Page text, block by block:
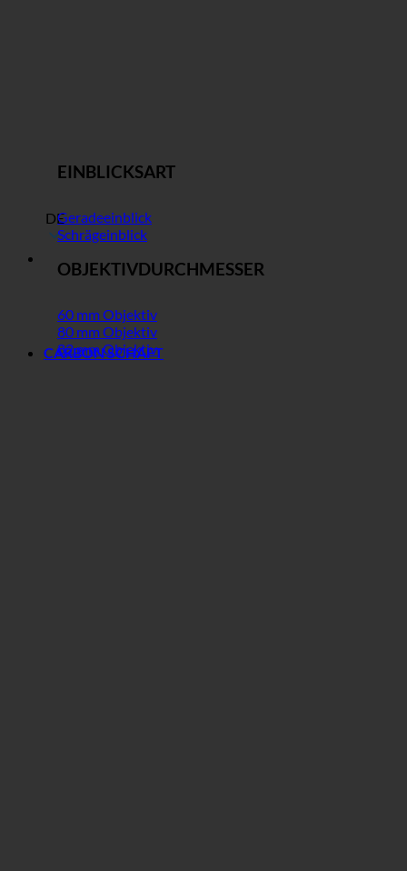
DE
EINBLICKSART
Geradeeinblick
Schrägeinblick
OBJEKTIVDURCHMESSER
60 mm Objektiv
80 mm Objektiv
82 mm Objektiv
CARBON SCHAFT